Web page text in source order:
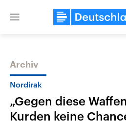
Close
Themen
Archiv
Nordirak
„Gegen diese
Kurden keine